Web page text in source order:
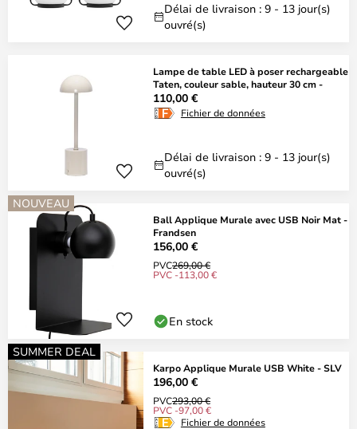
Délai de livraison : 9 - 13 jour(s)
ouvré(s)
Lampe de table LED à poser rechargeable
Taten, couleur sable, hauteur 30 cm -
110,00 €
Fichier de données
Délai de livraison : 9 - 13 jour(s)
ouvré(s)
NOUVEAU
Ball Applique Murale avec USB Noir Mat -
Frandsen
156,00 €
PVC269,00 €
PVC -113,00 €
En stock
SUMMER DEAL
Karpo Applique Murale USB White - SLV
196,00 €
PVC293,00 €
PVC -97,00 €
Fichier de données